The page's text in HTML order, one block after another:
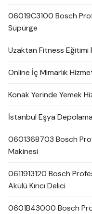
06019C3100 Bosch
Süpürge
Uzaktan Fitness Eğitimi
Online İç Mimarlık
Konak Yerinde Yemek
İstanbul Eşya
0601368703 Bosch
Makinesi
0611913120 Bosch
Akülü Kırıcı Delici
0601B43000 Bosch